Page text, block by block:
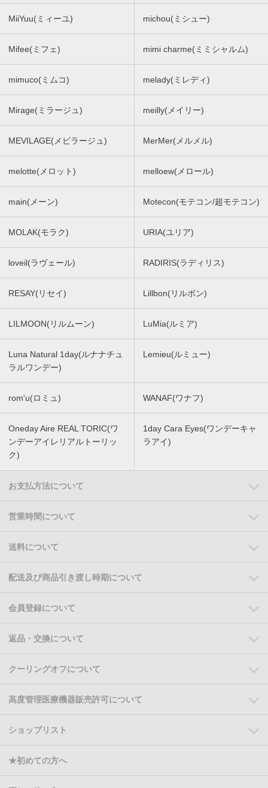
MiiYuu(ミィーユ) michou(ミシュー)
Mifee(ミフェ) mimi charme(ミミシャルム)
mimuco(ミムコ) melady(ミレディ)
Mirage(ミラージュ) meilly(メイリー)
MEVILAGE(メビラージュ) MerMer(メルメル)
melotte(メロット) melloew(メロール)
main(メーン) Motecon(モテコン/超モテコン)
MOLAK(モラク) URIA(ユリア)
loveil(ラヴェール) RADIRIS(ラディリス)
RESAY(リセイ) Lillbon(リルボン)
LILMOON(リルムーン) LuMia(ルミア)
Luna Natural 1day(ルナナチュ
ラルワンデー)
Lemieu(ルミュー)
rom'u(ロミュ) WANAF(ワナフ)
Oneday Aire REAL TORIC(ワ
ンデーアイレリアルトーリッ
ク)
1day Cara Eyes(ワンデーキャ
ラアイ)
お支払方法について
営業時間について
送料について
配送及び商品引き渡し時期について
会員登録について
返品・交換について
クーリングオフについて
高度管理医療機器販売許可について
ショップリスト
★初めての方へ